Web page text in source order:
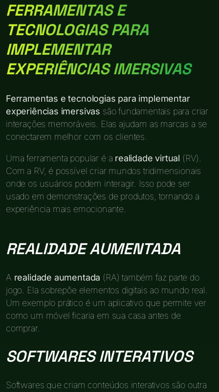
FERRAMENTAS E
TECNOLOGIAS PARA
IMPLEMENTAR
EXPERIÊNCIAS IMERSIVAS
Ferramentas e tecnologias para implementar
experiências imersivas são fundamentais para criar
interações memoráveis. Elas ajudam as marcas a se
conectarem melhor com os clientes.
Uma ferramenta popular é a realidade virtual (RV).
Com a RV, é possível criar mundos tridimensionais
onde os usuários podem interagir. Isso pode ser
usado em demonstrações de produtos, tornando a
experiência mais emocionante.
REALIDADE AUMENTADA
A realidade aumentada (RA) também faz parte do
jogo. Ela sobrepõe elementos digitais ao mundo real.
Um exemplo prático é um aplicativo que permite ver
como um móvel ficaria em sua casa antes de
comprar.
SOFTWARES INTERATIVOS
Softwares que criam conteúdos interativos são outra